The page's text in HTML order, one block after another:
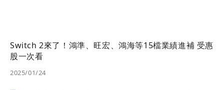
Switch 2來了！鴻準、旺宏、鴻海等15檔業績進補 受惠
股一次看
2025/01/24